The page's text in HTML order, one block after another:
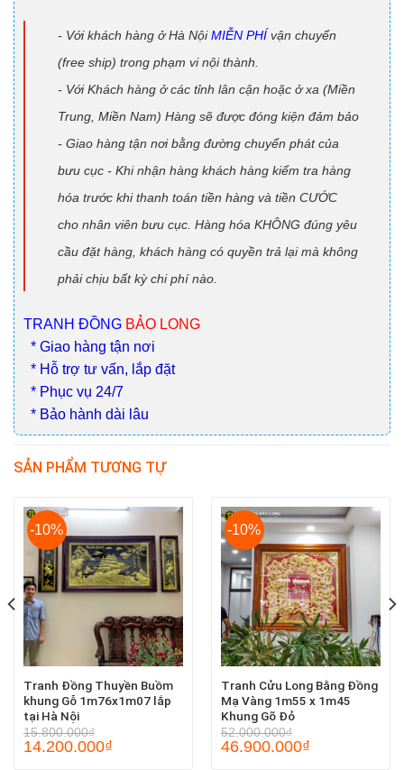
- Với khách hàng ở Hà NộiMIỄN PHÍ vận chuyển
(free ship) trong phạm vi nội thành.
- Với Khách hàng ở các tỉnh lân cận hoặc ở xa (Miền
Trung, Miền Nam) Hàng sẽ được đóng kiện đảm bảo
- Giao hàng tận nơi bằng đường chuyển phát của
bưu cục - Khi nhận hàng khách hàng kiểm tra hàng
hóa trước khi thanh toán tiền hàng và tiền CƯỚC
cho nhân viên bưu cục. Hàng hóa KHÔNG đúng yêu
cầu đặt hàng, khách hàng có quyền trả lại mà không
phải chịu bất kỳ chi phí nào.
TRANH ĐỒNG BẢO LONG
* Giao hàng tận nơi
* Hỗ trợ tư vấn, lắp đặt
* Phục vụ 24/7
* Bảo hành dài lâu
SẢN PHẨM TƯƠNG TỰ
-10%
Tranh Đồng Thuyền Buồm
khung Gỗ 1m76x1m07 lắp
tại Hà Nội
15.800.000₫
14.200.000₫
-10%
Tranh Cửu Long Bằng Đồng
Mạ Vàng 1m55 x 1m45
Khung Gõ Đỏ
52.000.000₫
46.900.000₫